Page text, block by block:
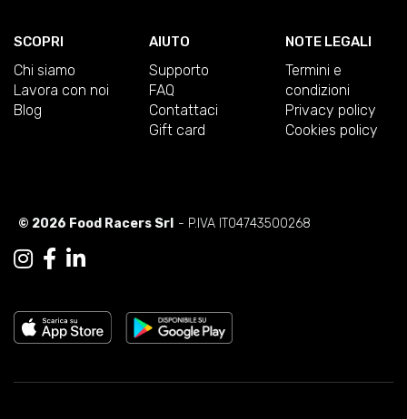
SCOPRI
Chi siamo
Lavora con noi
Blog
AIUTO
Supporto
FAQ
Contattaci
Gift card
NOTE LEGALI
Termini e
condizioni
Privacy policy
Cookies policy
© 2026 Food Racers Srl - P.IVA IT04743500268